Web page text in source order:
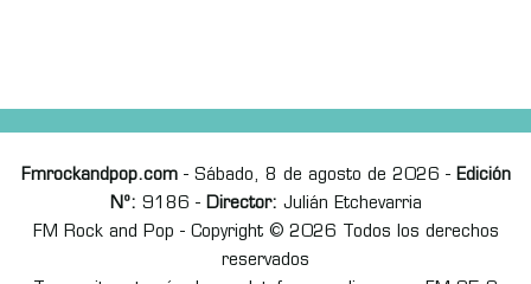
Fmrockandpop.com- Sábado, 8 de agosto de 2026 - Edición
Nº: 9186 - Director: Julián Etchevarria
FM Rock and Pop - Copyright © 2026 Todos los derechos
reservados